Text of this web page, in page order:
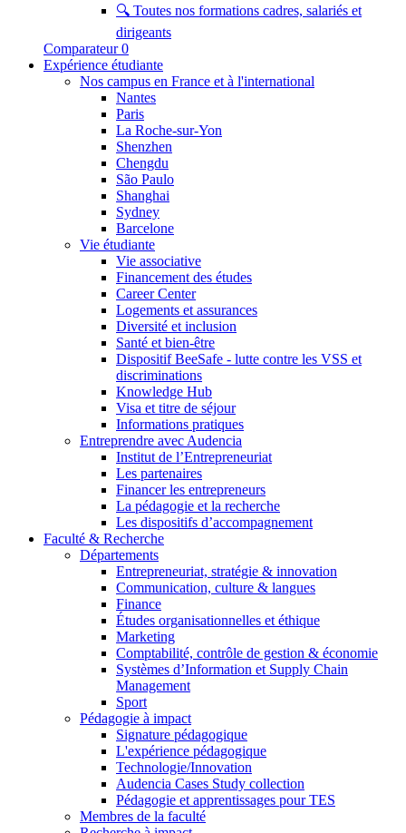
🔍 Toutes nos formations cadres, salariés et
dirigeants
Comparateur 0
Expérience étudiante
Nos campus en France et à l'international
Nantes
Paris
La Roche-sur-Yon
Shenzhen
Chengdu
São Paulo
Shanghai
Sydney
Barcelone
Vie étudiante
Vie associative
Financement des études
Career Center
Logements et assurances
Diversité et inclusion
Santé et bien-être
Dispositif BeeSafe - lutte contre les VSS et
discriminations
Knowledge Hub
Visa et titre de séjour
Informations pratiques
Entreprendre avec Audencia
Institut de l’Entrepreneuriat
Les partenaires
Financer les entrepreneurs
La pédagogie et la recherche
Les dispositifs d’accompagnement
Faculté & Recherche
Départements
Entrepreneuriat, stratégie & innovation
Communication, culture & langues
Finance
Études organisationnelles et éthique
Marketing
Comptabilité, contrôle de gestion & économie
Systèmes d’Information et Supply Chain
Management
Sport
Pédagogie à impact
Signature pédagogique
L'expérience pédagogique
Technologie/Innovation
Audencia Cases Study collection
Pédagogie et apprentissages pour TES
Membres de la faculté